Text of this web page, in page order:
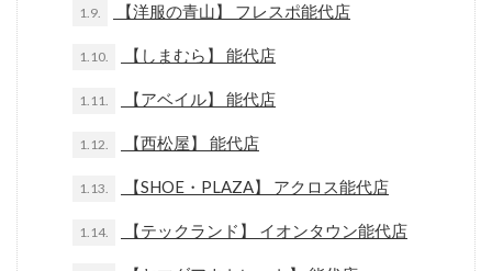
1.9. 【洋服の青山】 フレスポ能代店
1.10. 【しまむら】 能代店
1.11. 【アベイル】 能代店
1.12. 【西松屋】 能代店
1.13. 【SHOE・PLAZA】 アクロス能代店
1.14. 【テックランド】 イオンタウン能代店